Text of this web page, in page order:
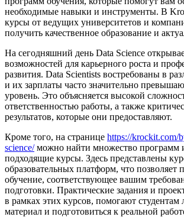
необходимые навыки и инструменты. В
курсы от ведущих университетов и
получить качественное образование и
На сегодняшний день Data Science
возможностей для карьерного роста и
развития. Data Scientists востребованы в
и их зарплаты часто значительно
уровень. Это объясняется высокой
ответственностью работы, а также
результатов, которые они предоставляют.
Кроме того, на странице https://krockit.com/
science/можно найти множество программ
подходящие курсы. Здесь представлены
образовательных платформ, что позволяет
обучение, соответствующее вашим
подготовки. Практические задания и
в рамках этих курсов, помогают студентам
материал и подготовиться к реальной